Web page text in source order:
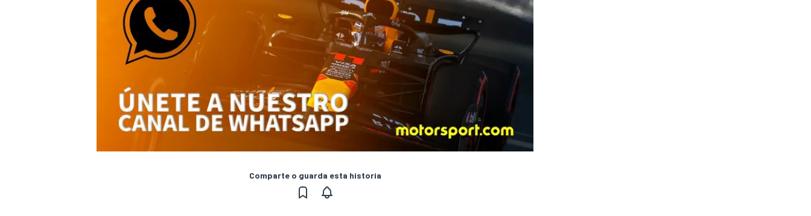
MÁS CATEGORÍAS
Comparte o guarda esta historia